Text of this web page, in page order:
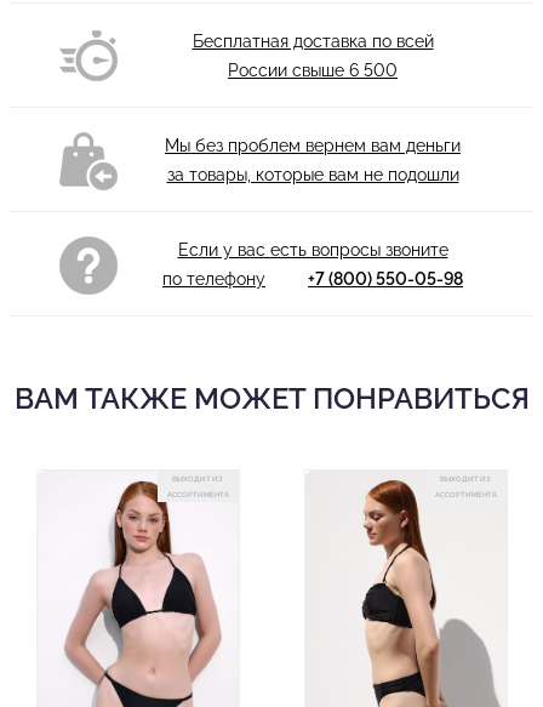
Бесплатная доставка по всей
России свыше 6 500
Мы без проблем вернем вам деньги
за товары, которые вам не подошли
Если у вас есть вопросы звоните
по телефону
+7 (800) 550-05-98
ВАМ ТАКЖЕ МОЖЕТ ПОНРАВИТЬСЯ
ВЫХОДИТ ИЗ
АССОРТИМЕНТА
ВЫХОДИТ ИЗ
АССОРТИМЕНТА